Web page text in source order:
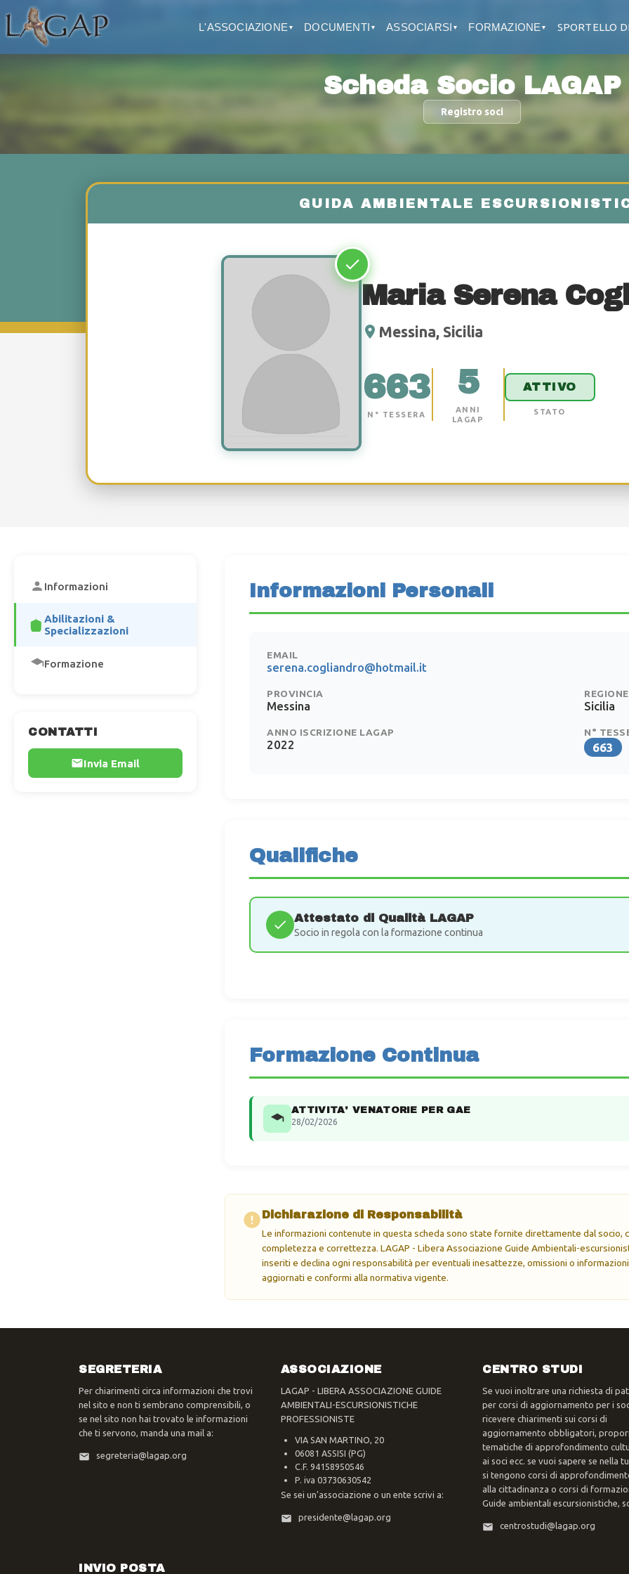
L'ASSOCIAZIONE ▼ DOCUMENTI ▼ ASSOCIARSI ▼ FORMAZIONE ▼ SPORTELLO
Scheda Socio LAGAP
Registro soci
Maria Serena
Messina, Sicilia
663
N° TESSERA
5
ANNI
LAGAP
ATTIVO
STATO
Informazioni
Abilitazioni &
Specializzazioni
Formazione
CONTATTI
Invia Email
Informazioni Personali
EMAIL
serena.cogliandro@hotmail.it
PROVINCIA
Messina
REGIONE
Sicilia
ANNO ISCRIZIONE LAGAP
2022
N°
663
Qualifiche
Attestato di Qualità LAGAP
Socio in regola con la formazione continua
Formazione Continua
ATTIVITA' VENATORIE PER GAE
28/02/2026
Dichiarazione di Responsabilità
Le informazioni contenute in questa scheda sono state fornite direttamente dal socio,
completezza e correttezza. LAGAP - Libera Associazione Guide Ambientali-
inseriti e declina ogni responsabilità per eventuali inesattezze, omissioni o
aggiornati e conformi alla normativa vigente.
SEGRETERIA
Per chiarimenti circa informazioni che trovi
nel sito e non ti sembrano comprensibili, o
se nel sito non hai trovato le informazioni
che ti servono, manda una mail a:
segreteria@lagap.org
ASSOCIAZIONE
LAGAP - LIBERA ASSOCIAZIONE GUIDE
AMBIENTALI-ESCURSIONISTICHE
PROFESSIONISTE
VIA SAN MARTINO, 20
06081 ASSISI (PG)
C.F. 94158950546
P. iva 03730630542
Se sei un'associazione o un ente scrivi a:
presidente@lagap.org
CENTRO STUDI
Se vuoi inoltrare una richiesta di
per corsi di aggiornamento per i
ricevere chiarimenti sui corsi di
aggiornamento obbligatori,
tematiche di approfondimento
ai soci ecc. se vuoi sapere se nella
si tengono corsi di
alla cittadinanza o corsi di
Guide ambientali escursionistiche,
centrostudi@lagap.org
INVIO POSTA